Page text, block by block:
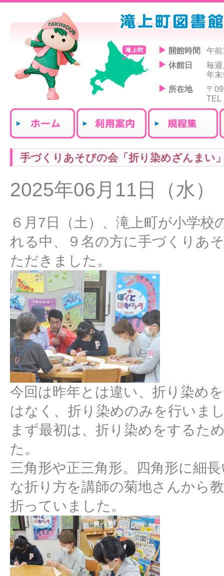
開館時間
午
休館日
毎
年
所在地
〒
TEL
手づくりあそびの会「折り染めざんまい
2025年06月11日（水）
６月7日（土）、滝上町が小学校
れる中、９名の方に手づくりあ
ただきました。
今回は昨年とは違い、折り染め
はなく、折り染めのみを行いま
まず最初は、折り染めをするた
た。
三角形や正三角形。四角形に細
な折り方を講師の菊地さんから
折っていました。